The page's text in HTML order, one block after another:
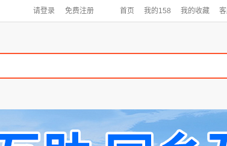
首页 我的158 我的收藏
请登录 免费注册